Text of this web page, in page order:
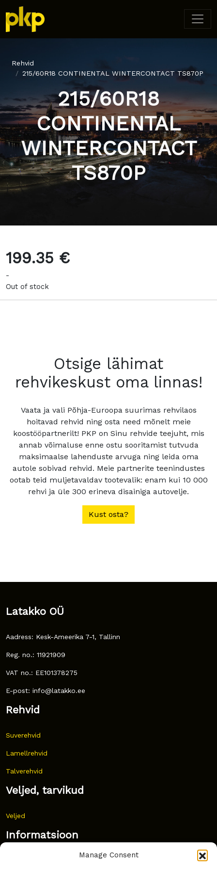
Manage Consent
Rehvid
215/60R18 CONTINENTAL WINTERCONTACT TS870P
215/60R18
CONTINENTAL
WINTERCONTACT
TS870P
199.35 €
-
Out of stock
Otsige lähimat
rehvikeskust oma linnas!
Vaata ja vali Põhja-Euroopa suurimas rehvilaos
hoitavad rehvid ning osta need mõnelt meie
koostööpartnerilt! PKP on Sinu rehvide teejuht, mis
annab võimaluse enne ostu sooritamist tutvuda
maksimaalse lahenduste arvuga ning leida oma
autole sobivad rehvid. Meie partnerite teenindustes
ootab teid muljetavaldav tootevalik: enam kui 10 000
rehvi ja üle 300 erineva disainiga autovelje.
Kust osta?
Latakko OÜ
Aadress: Kesk-Ameerika 7-1, Tallinn
Reg. no.: 11921909
VAT no.: EE101378275
E-post: info@latakko.ee
Rehvid
Suverehvid
Lamellrehvid
Talverehvid
Veljed, tarvikud
Veljed
Informatsioon